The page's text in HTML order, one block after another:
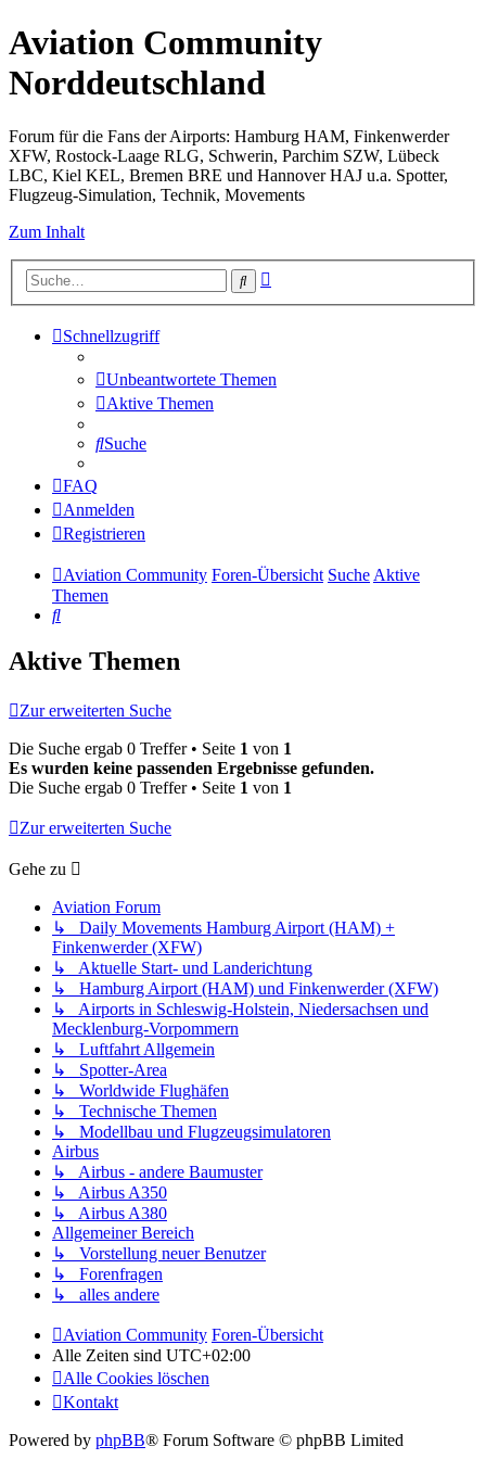
Aviation Community
Norddeutschland
Forum für die Fans der Airports: Hamburg HAM, Finkenwerder
XFW, Rostock-Laage RLG, Schwerin, Parchim SZW, Lübeck
LBC, Kiel KEL, Bremen BRE und Hannover HAJ u.a. Spotter,
Flugzeug-Simulation, Technik, Movements
Zum Inhalt
Suche
Schnellzugriff
Unbeantwortete Themen
Aktive Themen
Suche
FAQ
Anmelden
Registrieren
Aviation Community Foren-Übersicht SucheAktive
Themen
Suche
Aktive Themen
Zur erweiterten Suche
Die Suche ergab 0 Treffer • Seite 1 von 1
Es wurden keine passenden Ergebnisse gefunden.
Die Suche ergab 0 Treffer • Seite 1 von 1
Zur erweiterten Suche
Gehe zu
Aviation Forum
↳ Daily Movements Hamburg Airport (HAM) +
Finkenwerder (XFW)
↳ Aktuelle Start- und Landerichtung
↳ Hamburg Airport (HAM) und Finkenwerder (XFW)
↳ Airports in Schleswig-Holstein, Niedersachsen und
Mecklenburg-Vorpommern
↳ Luftfahrt Allgemein
↳ Spotter-Area
↳ Worldwide Flughäfen
↳ Technische Themen
↳ Modellbau und Flugzeugsimulatoren
Airbus
↳ Airbus - andere Baumuster
↳ Airbus A350
↳ Airbus A380
Allgemeiner Bereich
↳ Vorstellung neuer Benutzer
↳ Forenfragen
↳ alles andere
Aviation Community Foren-Übersicht
Alle Zeiten sind UTC+02:00
Alle Cookies löschen
Kontakt
Powered by phpBB® Forum Software © phpBB Limited